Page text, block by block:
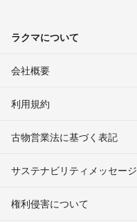
ラクマについて
会社概要
利用規約
古物営業法に基づく表記
サステナビリティメッセージ
権利侵害について